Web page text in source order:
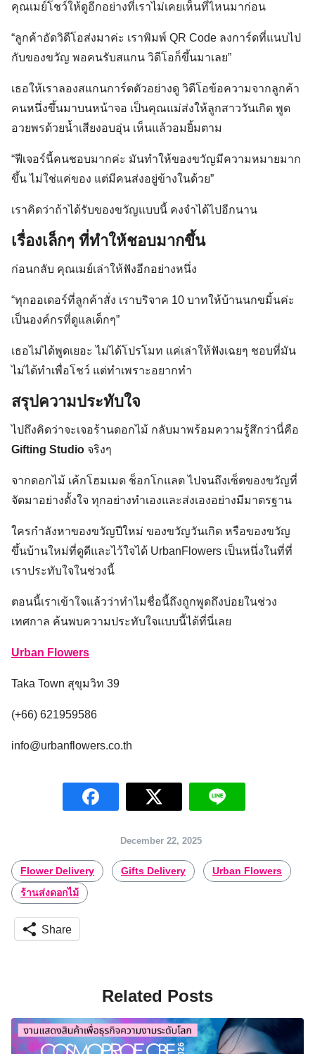
Search
คุณเมย์โชว์ให้ดูอีกอย่างที่เราไม่เคยเห็นที่ไหนมาก่อน
“ลูกค้าอัดวิดีโอส่งมาค่ะ เราพิมพ์ QR Code ลงการ์ดที่แนบไป
กับของขวัญ พอคนรับสแกน วิดีโอก็ขึ้นมาเลย”
เธอให้เราลองสแกนการ์ดตัวอย่างดู วิดีโอข้อความจากลูกค้า
คนหนึ่งขึ้นมาบนหน้าจอ เป็นคุณแม่ส่งให้ลูกสาววันเกิด พูด
อวยพรด้วยน้ำเสียงอบอุ่น เห็นแล้วอมยิ้มตาม
“ฟีเจอร์นี้คนชอบมากค่ะ มันทำให้ของขวัญมีความหมายมาก
ขึ้น ไม่ใช่แค่ของ แต่มีคนส่งอยู่ข้างในด้วย”
เราคิดว่าถ้าได้รับของขวัญแบบนี้ คงจำได้ไปอีกนาน
เรื่องเล็กๆ ที่ทำให้ชอบมากขึ้น
ก่อนกลับ คุณเมย์เล่าให้ฟังอีกอย่างหนึ่ง
“ทุกออเดอร์ที่ลูกค้าสั่ง เราบริจาค 10 บาทให้บ้านนกขมิ้นค่ะ
เป็นองค์กรที่ดูแลเด็กๆ”
เธอไม่ได้พูดเยอะ ไม่ได้โปรโมท แค่เล่าให้ฟังเฉยๆ ชอบที่มัน
ไม่ได้ทำเพื่อโชว์ แต่ทำเพราะอยากทำ
สรุปความประทับใจ
ไปถึงคิดว่าจะเจอร้านดอกไม้ กลับมาพร้อมความรู้สึกว่านี่คือ
Gifting Studio จริงๆ
จากดอกไม้ เค้กโฮมเมด ช็อกโกแลต ไปจนถึงเซ็ตของขวัญที่
จัดมาอย่างตั้งใจ ทุกอย่างทำเองและส่งเองอย่างมีมาตรฐาน
ใครกำลังหาของขวัญปีใหม่ ของขวัญวันเกิด หรือของขวัญ
ขึ้นบ้านใหม่ที่ดูดีและไว้ใจได้ UrbanFlowers เป็นหนึ่งในที่ที่
เราประทับใจในช่วงนี้
ตอนนี้เราเข้าใจแล้วว่าทำไมชื่อนี้ถึงถูกพูดถึงบ่อยในช่วง
เทศกาล ค้นพบความประทับใจแบบนี้ได้ที่นี่เลย
Urban Flowers
Taka Town สุขุมวิท 39
(+66) 621959586
info@urbanflowers.co.th
December 22, 2025
Flower Delivery Gifts Delivery
Urban Flowers
ร้านส่งดอกไม้
Share
Related Posts